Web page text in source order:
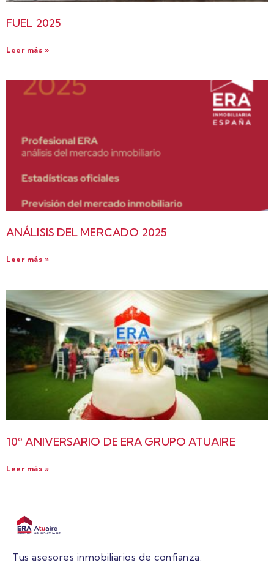
FUEL 2025
Leer más »
ANÁLISIS DEL MERCADO 2025
Leer más »
10º ANIVERSARIO DE ERA GRUPO ATUAIRE
Leer más »
Tus asesores inmobiliarios de confianza.